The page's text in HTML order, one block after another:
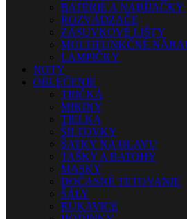
BATÉRIE A NABÍJAČKY
ROZVÁDZAČE
ZÁSUVKOVÉ LIŠTY
MULTIFUNKČNÉ
LAMPIČKY
NOTY
OBLEČENIE
TRIČKÁ
MIKINY
TIELKA
ŠILTOVKY
ŠATKY NA HLAVU
TAŠKY A BATOHY
MASKY
DOČASNÉ TETOVANIE
ŠÁLY
RUKAVICE